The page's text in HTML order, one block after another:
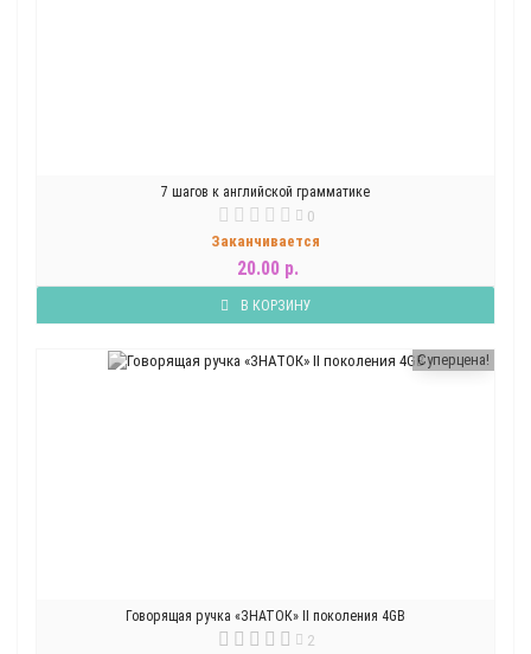
7 шагов к английской грамматике
0
Заканчивается
20.00 р.
В КОРЗИНУ
Суперцена!
Говорящая ручка «ЗНАТОК» II поколения 4GB
2